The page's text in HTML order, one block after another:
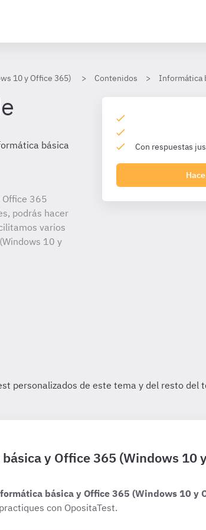
10 y Office 365) Contenidos Informática
básica
365
podrás hacer
varios
10 y
Con respuestas
y Office 365 (Windows 10
básica y Office 365 (Windows 10 y
con OpositaTest.